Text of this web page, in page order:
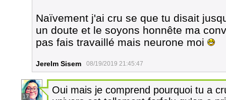
Naïvement j'ai cru se que tu disait
un doute et le soyons honnête ma
pas fais travaillé mais neurone moi
Jerelm Sisem 08/19/2019 21:45:47
17
Oui mais je comprend pourquoi tu a